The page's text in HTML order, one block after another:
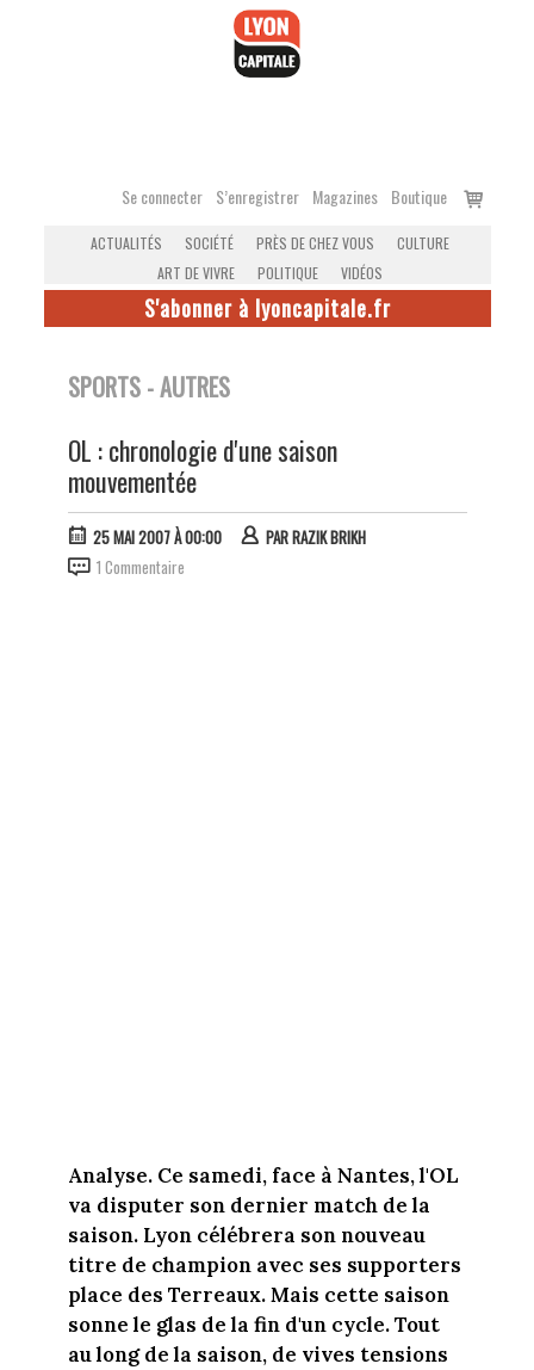
Se connecter S’enregistrer Magazines Boutique
Voir
ACTUALITÉS SOCIÉTÉ PRÈS DE CHEZ VOUS
CULTURE
ART DE VIVRE
POLITIQUE VIDÉOS
S'abonner à lyoncapitale.fr
SPORTS - AUTRES
OL : chronologie d'une saison
mouvementée
25 MAI 2007 À 00:00 PARRAZIK BRIKH
1 Commentaire
Analyse. Ce samedi, face à Nantes, l'OL
va disputer son dernier match de la
saison. Lyon célébrera son nouveau
titre de champion avec ses supporters
place des Terreaux. Mais cette saison
sonne le glas de la fin d'un cycle. Tout
au long de la saison, de vives tensions